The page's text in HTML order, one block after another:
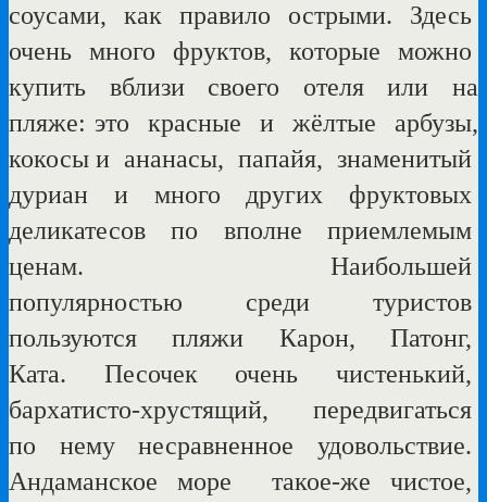
соусами,
как правило острыми.
Здесь
очень
много фруктов, которые
можно
купить
вблизи своего отеля или
на
пляже: это красные
и жёлтые
арбузы,
кокосы и ананасы, папайя, знаменитый
дуриан
и много других
фруктовых
деликатесов
по вполне
приемлемым
ценам.
Наибольшей
популярностью
среди
туристов
пользуются
пляжи Карон,
Патонг,
Ката.
Песочек очень
чистенький,
бархатисто-хрустящий,
передвигаться
по
нему несравненное
удовольствие.
Андаманское море
такое-же чистое,